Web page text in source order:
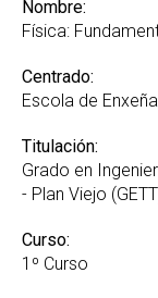
Nombre:
Física:
Centrado:
Escola de
Titulación:
Grado en
- Plan Viejo
Curso:
1º Curso